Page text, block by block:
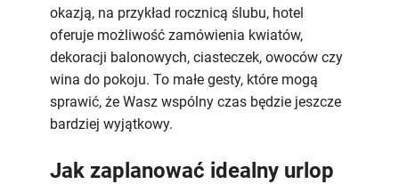
okazją, na przykład rocznicą ślubu, hotel
oferuje możliwość zamówienia kwiatów,
dekoracji balonowych, ciasteczek, owoców czy
wina do pokoju. To małe gesty, które mogą
sprawić, że Wasz wspólny czas będzie jeszcze
bardziej wyjątkowy.
Jak zaplanować idealny urlop